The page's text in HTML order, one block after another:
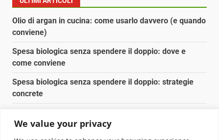
We value your privacy
Olio di argan in cucina: come usarlo davvero (e quando
conviene)
Spesa biologica senza spendere il doppio: dove e
come conviene
Spesa biologica senza spendere il doppio: strategie
concrete
Pulizia naturale della casa: 3 ingredienti che